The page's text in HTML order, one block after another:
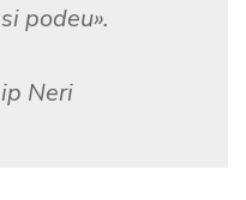
podeu».
Neri